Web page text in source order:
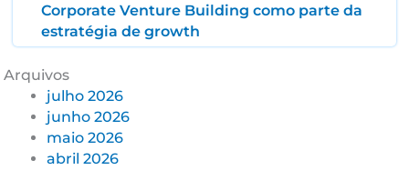
Corporate Venture Building como parte da
estratégia de growth
Arquivos
julho 2026
junho 2026
maio 2026
abril 2026